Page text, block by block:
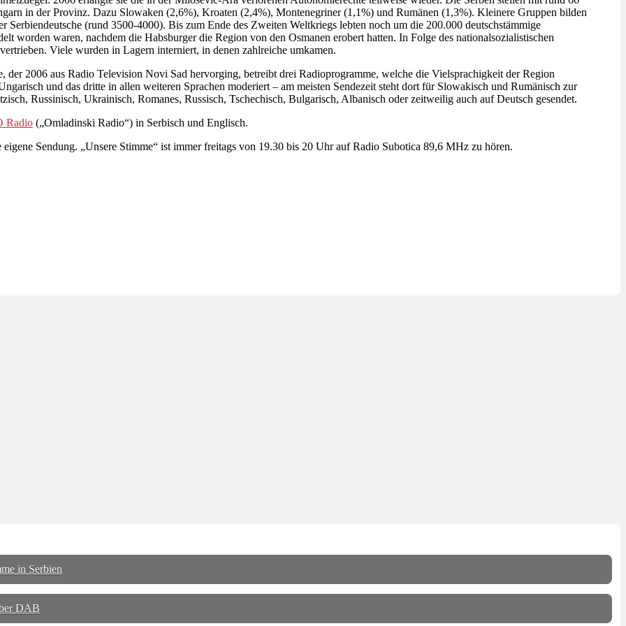
in der Provinz. Dazu Slowaken (2,6%), Kroaten (2,4%), Montenegriner (1,1%) und Rumänen (1,3%). Kleinere Gruppen bilden
(rund 3500-4000). Bis zum Ende des Zweiten Weltkriegs lebten noch um die 200.000 deutschstämmige
worden waren, nachdem die Habsburger die Region von den Osmanen erobert hatten. In Folge des nationalsozialistischen
Viele wurden in Lagern interniert, in denen zahlreiche umkamen.
2006 aus Radio Television Novi Sad hervorging, betreibt drei Radioprogramme, welche die Vielsprachigkeit der Region
und das dritte in allen weiteren Sprachen moderiert – am meisten Sendezeit steht dort für Slowakisch und Rumänisch zur
Russinisch, Ukrainisch, Romanes, Russisch, Tschechisch, Bulgarisch, Albanisch oder zeitweilig auch auf Deutsch gesendet.
Radio („Omladinski Radio“) in Serbisch und Englisch.
Sendung. „Unsere Stimme“ ist immer freitags von 19.30 bis 20 Uhr auf Radio Subotica 89,6 MHz zu hören.
in Serbien
DAB